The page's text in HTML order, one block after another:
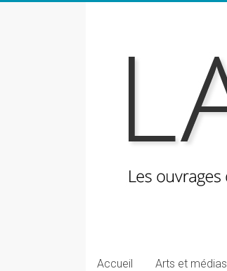
LesAccueil Arts et médias